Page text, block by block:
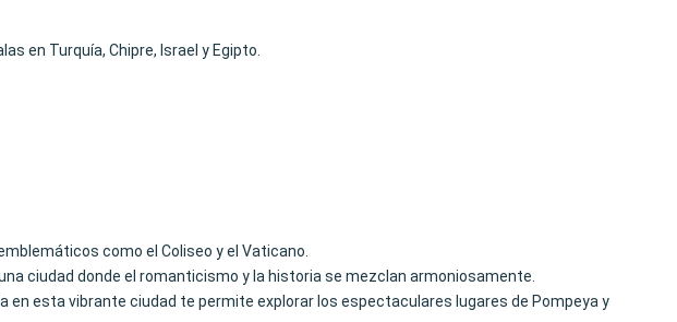
en Turquía, Chipre, Israel y Egipto.
como el Coliseo y el Vaticano.
ciudad donde el romanticismo y la historia se mezclan armoniosamente.
en esta vibrante ciudad te permite explorar los espectaculares lugares de Pompeya y